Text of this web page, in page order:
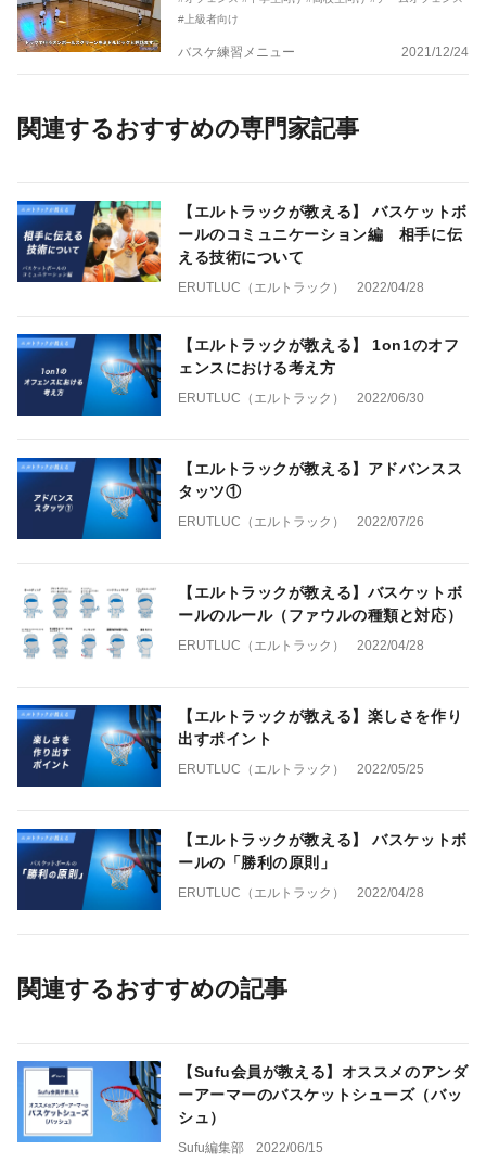
#上級者向け
バスケ練習メニュー 2021/12/24
関連するおすすめの専門家記事
【エルトラックが教える】 バスケットボ
ールのコミュニケーション編 相手に伝
える技術について
ERUTLUC（エルトラック） 2022/04/28
【エルトラックが教える】 1on1のオフ
ェンスにおける考え方
ERUTLUC（エルトラック） 2022/06/30
【エルトラックが教える】アドバンスス
タッツ①
ERUTLUC（エルトラック） 2022/07/26
【エルトラックが教える】バスケットボ
ールのルール（ファウルの種類と対応）
ERUTLUC（エルトラック） 2022/04/28
【エルトラックが教える】楽しさを作り
出すポイント
ERUTLUC（エルトラック） 2022/05/25
【エルトラックが教える】 バスケットボ
ールの「勝利の原則」
ERUTLUC（エルトラック） 2022/04/28
関連するおすすめの記事
【Sufu会員が教える】オススメのアンダ
ーアーマーのバスケットシューズ（バッ
シュ）
Sufu編集部 2022/06/15